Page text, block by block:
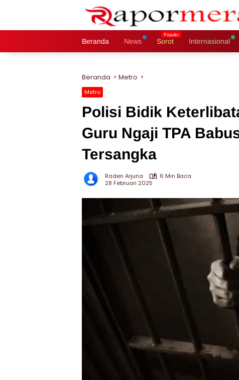
Beranda News Sorot Internasional
Beranda Metro
Metro
Polisi Bidik
Guru Ngaji TPA
Tersangka
Raden Arjuna
6 Min Baca
28 Februari 2025